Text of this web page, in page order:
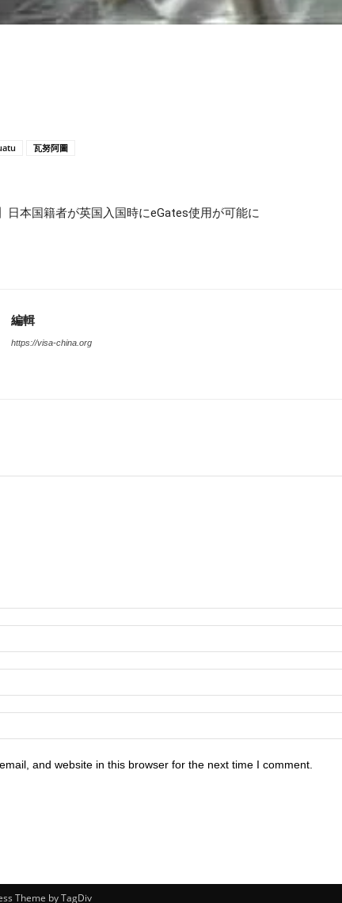
瓦努阿圖
日本国籍者が英国入国時にeGates使用が可能に
編輯
https://visa-china.org
and website in this browser for the next time I comment.
Theme by TagDiv